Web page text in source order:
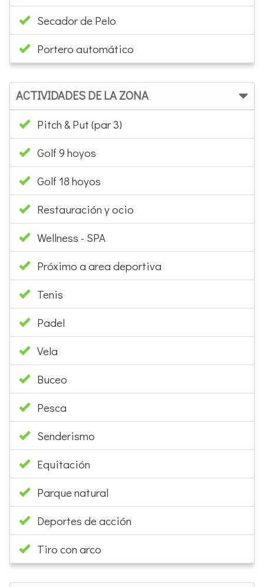
Secador de Pelo
Portero automático
ACTIVIDADES DE LA ZONA
Pitch & Put (par 3)
Golf 9 hoyos
Golf 18 hoyos
Restauración y ocio
Wellness - SPA
Próximo a area deportiva
Tenis
Padel
Vela
Buceo
Pesca
Senderismo
Equitación
Parque natural
Deportes de acción
Tiro con arco